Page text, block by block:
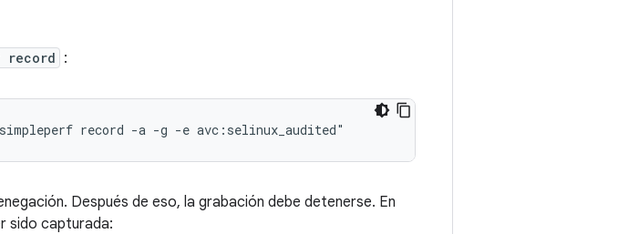
record :
Después de eso, la grabación debe detenerse. En
sido capturada: